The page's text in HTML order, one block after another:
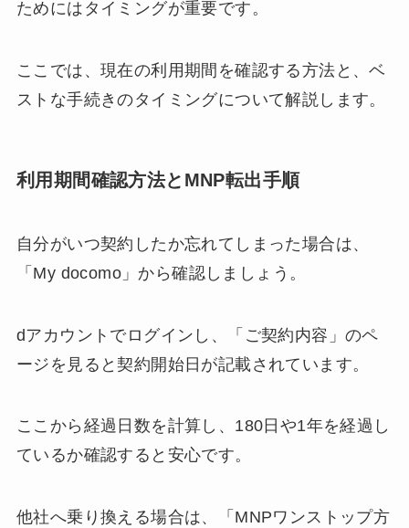
ためにはタイミングが重要です。
ここでは、現在の利用期間を確認する方法と、ベ
ストな手続きのタイミングについて解説します。
利用期間確認方法とMNP転出手順
自分がいつ契約したか忘れてしまった場合は、
「My docomo」から確認しましょう。
dアカウントでログインし、「ご契約内容」のペ
ージを見ると契約開始日が記載されています。
ここから経過日数を計算し、180日や1年を経過し
ているか確認すると安心です。
他社へ乗り換える場合は、「MNPワンストップ方